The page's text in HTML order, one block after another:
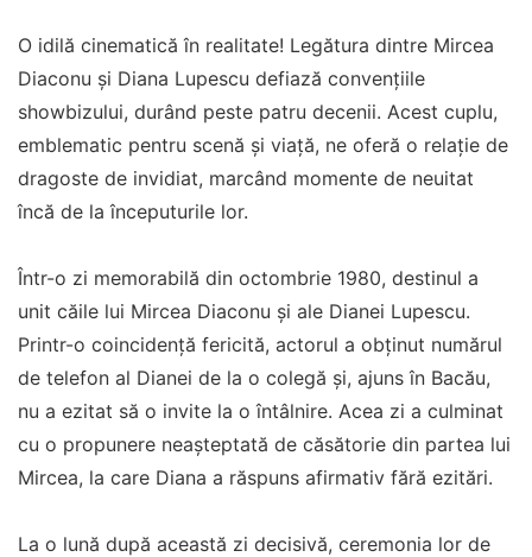
O idilă cinematică în realitate! Legătura dintre Mircea
Diaconu și Diana Lupescu defiază convențiile
showbizului, durând peste patru decenii. Acest cuplu,
emblematic pentru scenă și viață, ne oferă o relație de
dragoste de invidiat, marcând momente de neuitat
încă de la începuturile lor.
Într-o zi memorabilă din octombrie 1980, destinul a
unit căile lui Mircea Diaconu și ale Dianei Lupescu.
Printr-o coincidență fericită, actorul a obținut numărul
de telefon al Dianei de la o colegă și, ajuns în Bacău,
nu a ezitat să o invite la o întâlnire. Acea zi a culminat
cu o propunere neașteptată de căsătorie din partea lui
Mircea, la care Diana a răspuns afirmativ fără ezitări.
La o lună după această zi decisivă, ceremonia lor de